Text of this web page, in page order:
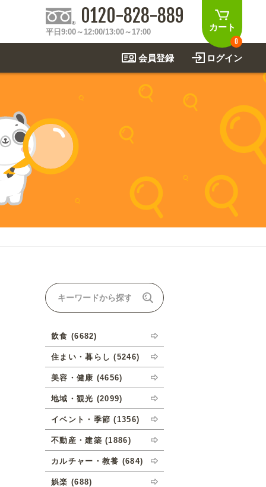
カート
0
0120-828-889
平日9:00～12:00/13:00～17:00
ログイン
会員登録
関連アイテムを見る
ルオーダーについて
作事例
飲食 (6682)
住まい・暮らし (5246)
美容・健康 (4656)
地域・観光 (2099)
イベント・季節 (1356)
不動産・建築 (1886)
カルチャー・教養 (684)
娯楽 (688)